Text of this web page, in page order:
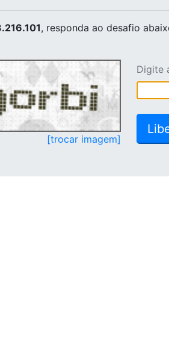
, responda ao desafio
[trocar imagem]
Digite